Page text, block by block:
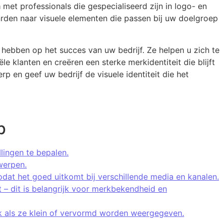
professionals die gespecialiseerd zijn in logo- en
naar visuele elementen die passen bij uw doelgroep
op het succes van uw bedrijf. Ze helpen u zich te
klanten en creëren een sterke merkidentiteit die blijft
en geef uw bedrijf de visuele identiteit die het
te bepalen.
het goed uitkomt bij verschillende media en kanalen.
dit is belangrijk voor merkbekendheid en
ze klein of vervormd worden weergegeven.